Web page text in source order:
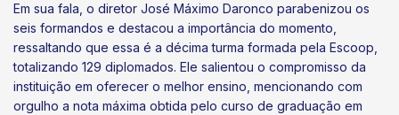
Em sua fala, o diretor José Máximo Daronco parabenizou os
seis formandos e destacou a importância do momento,
ressaltando que essa é a décima turma formada pela Escoop,
totalizando 129 diplomados. Ele salientou o compromisso da
instituição em oferecer o melhor ensino, mencionando com
orgulho a nota máxima obtida pelo curso de graduação em